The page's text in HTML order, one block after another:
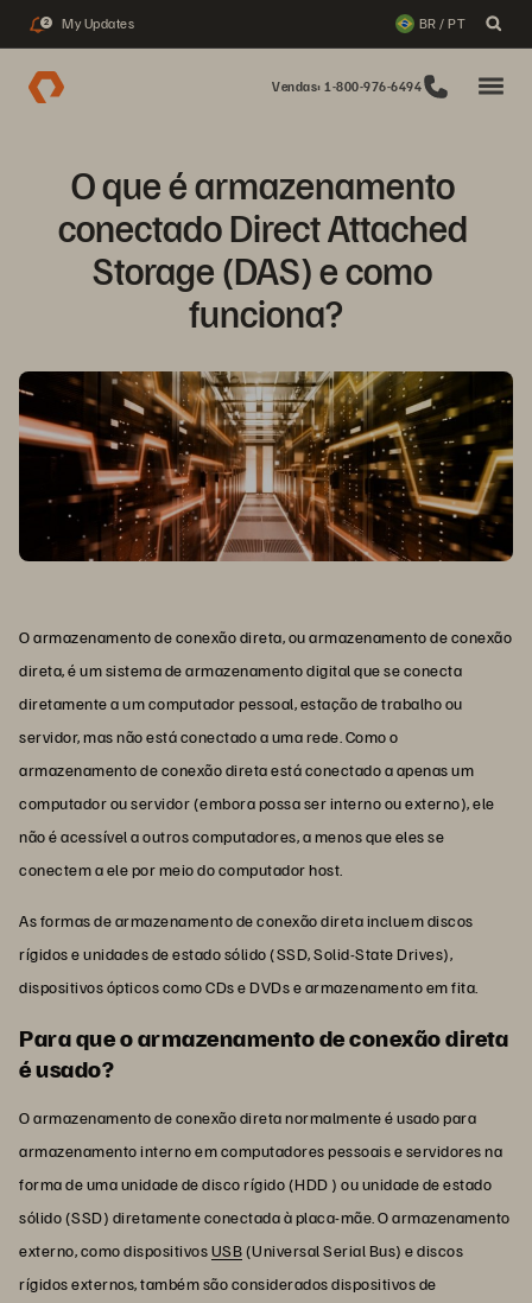
2 My Updates BR / PT
Vendas: 1-800-976-6494
O que é armazenamento
conectado Direct Attached
Storage (DAS) e como
funciona?
O armazenamento de conexão direta, ou armazenamento de conexão
direta, é um sistema de armazenamento digital que se conecta
diretamente a um computador pessoal, estação de trabalho ou
servidor, mas não está conectado a uma rede. Como o
armazenamento de conexão direta está conectado a apenas um
computador ou servidor (embora possa ser interno ou externo), ele
não é acessível a outros computadores, a menos que eles se
conectem a ele por meio do computador host.
As formas de armazenamento de conexão direta incluem discos
rígidos e unidades de estado sólido (SSD, Solid-State Drives),
dispositivos ópticos como CDs e DVDs e armazenamento em fita.
Para que o armazenamento de conexão direta
é usado?
O armazenamento de conexão direta normalmente é usado para
armazenamento interno em computadores pessoais e servidores na
forma de uma unidade de disco rígido (HDD ) ou unidade de estado
sólido (SSD) diretamente conectada à placa-mãe. O armazenamento
externo, como dispositivosUSB(Universal Serial Bus) e discos
rígidos externos, também são considerados dispositivos de